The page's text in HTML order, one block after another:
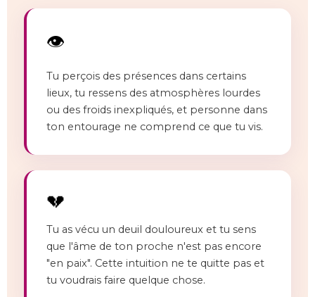
Colonne de lumière
Archange Michaël
Archange Azraël
Scan énergétique à distance
Nettoyage entités
Mémoires de la terre géobiologie spirituelle
Transgénérationnel lignée ancestrale
Ho'oponopono pardon
Méditation guidée passage d'âme
Protocole professionnel consultation
👁️
Tu perçois des présences dans certains
lieux, tu ressens des atmosphères lourdes
ou des froids inexpliqués, et personne dans
ton entourage ne comprend ce que tu vis.
💔
Tu as vécu un deuil douloureux et tu sens
que l'âme de ton proche n'est pas encore
"en paix". Cette intuition ne te quitte pas et
tu voudrais faire quelque chose.